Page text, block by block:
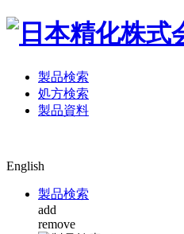
製品検索
処方検索
製品資料
English
製品検索
add
remove